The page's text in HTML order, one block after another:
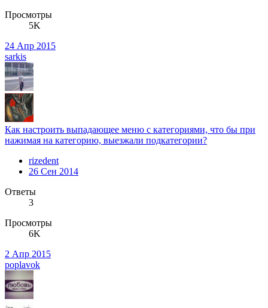
Просмотры
5K
24 Апр 2015
sarkis
Как настроить выпадающее меню с категориями, что бы при
нажимая на категорию, выезжали подкатегории?
rizedent
26 Сен 2014
Ответы
3
Просмотры
6K
2 Апр 2015
poplavok